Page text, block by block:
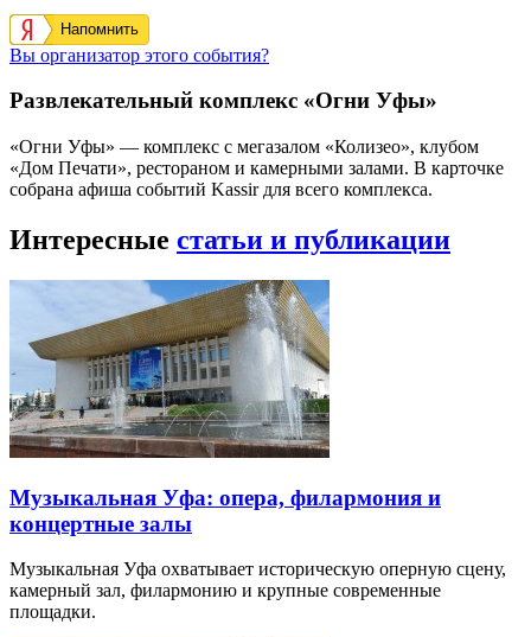
Напомнить
Вы организатор этого события?
Развлекательный комплекс «Огни Уфы»
«Огни Уфы» — комплекс с мегазалом «Колизео», клубом
«Дом Печати», рестораном и камерными залами. В карточке
собрана афиша событий Kassir для всего комплекса.
Интересные статьи и публикации
Музыкальная Уфа: опера, филармония и
концертные залы
Музыкальная Уфа охватывает историческую оперную сцену,
камерный зал, филармонию и крупные современные
площадки.